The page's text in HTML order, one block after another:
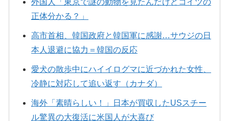
外国人「東京で謎の動物を見たんだけどコイツの
正体分かる？」
高市首相、韓国政府と韓国軍に感謝…サウジの日
本人退避に協力＝韓国の反応
愛犬の散歩中にハイイログマに近づかれた女性、
冷静に対応して追い返す（カナダ）
海外「素晴らしい！」日本が買収したUSスチー
ル驚異の大復活に米国人が大喜び